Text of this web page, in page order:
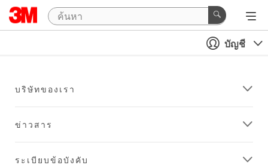
บัญชี
บริษัทของเรา
ข่าวสาร
ระเบียบข้อบังคับ